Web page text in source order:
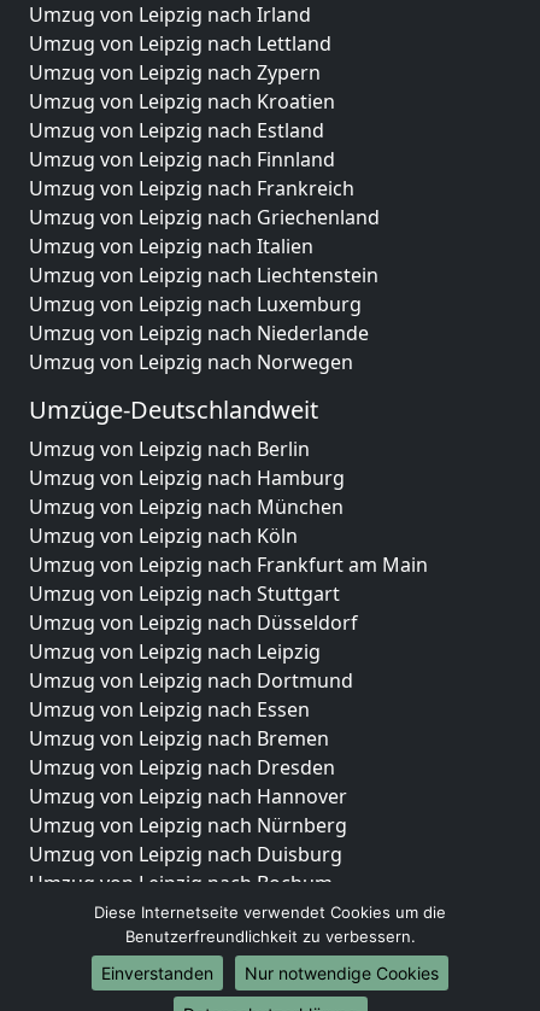
Umzug von Leipzig nach Irland
Umzug von Leipzig nach Lettland
Umzug von Leipzig nach Zypern
Umzug von Leipzig nach Kroatien
Umzug von Leipzig nach Estland
Umzug von Leipzig nach Finnland
Umzug von Leipzig nach Frankreich
Umzug von Leipzig nach Griechenland
Umzug von Leipzig nach Italien
Umzug von Leipzig nach Liechtenstein
Umzug von Leipzig nach Luxemburg
Umzug von Leipzig nach Niederlande
Umzug von Leipzig nach Norwegen
Umzüge-Deutschlandweit
Umzug von Leipzig nach Berlin
Umzug von Leipzig nach Hamburg
Umzug von Leipzig nach München
Umzug von Leipzig nach Köln
Umzug von Leipzig nach Frankfurt am Main
Umzug von Leipzig nach Stuttgart
Umzug von Leipzig nach Düsseldorf
Umzug von Leipzig nach Leipzig
Umzug von Leipzig nach Dortmund
Umzug von Leipzig nach Essen
Umzug von Leipzig nach Bremen
Umzug von Leipzig nach Dresden
Umzug von Leipzig nach Hannover
Umzug von Leipzig nach Nürnberg
Umzug von Leipzig nach Duisburg
Umzug von Leipzig nach Bochum
Umzug von Leipzig nach Wuppertal
Umzug von Leipzig nach Bielefeld
Umzug von Leipzig nach Bonn
Umzug von Leipzig nach Münster
Diese Internetseite verwendet Cookies um die
Benutzerfreundlichkeit zu verbessern.
Einverstanden
Nur notwendige Cookies